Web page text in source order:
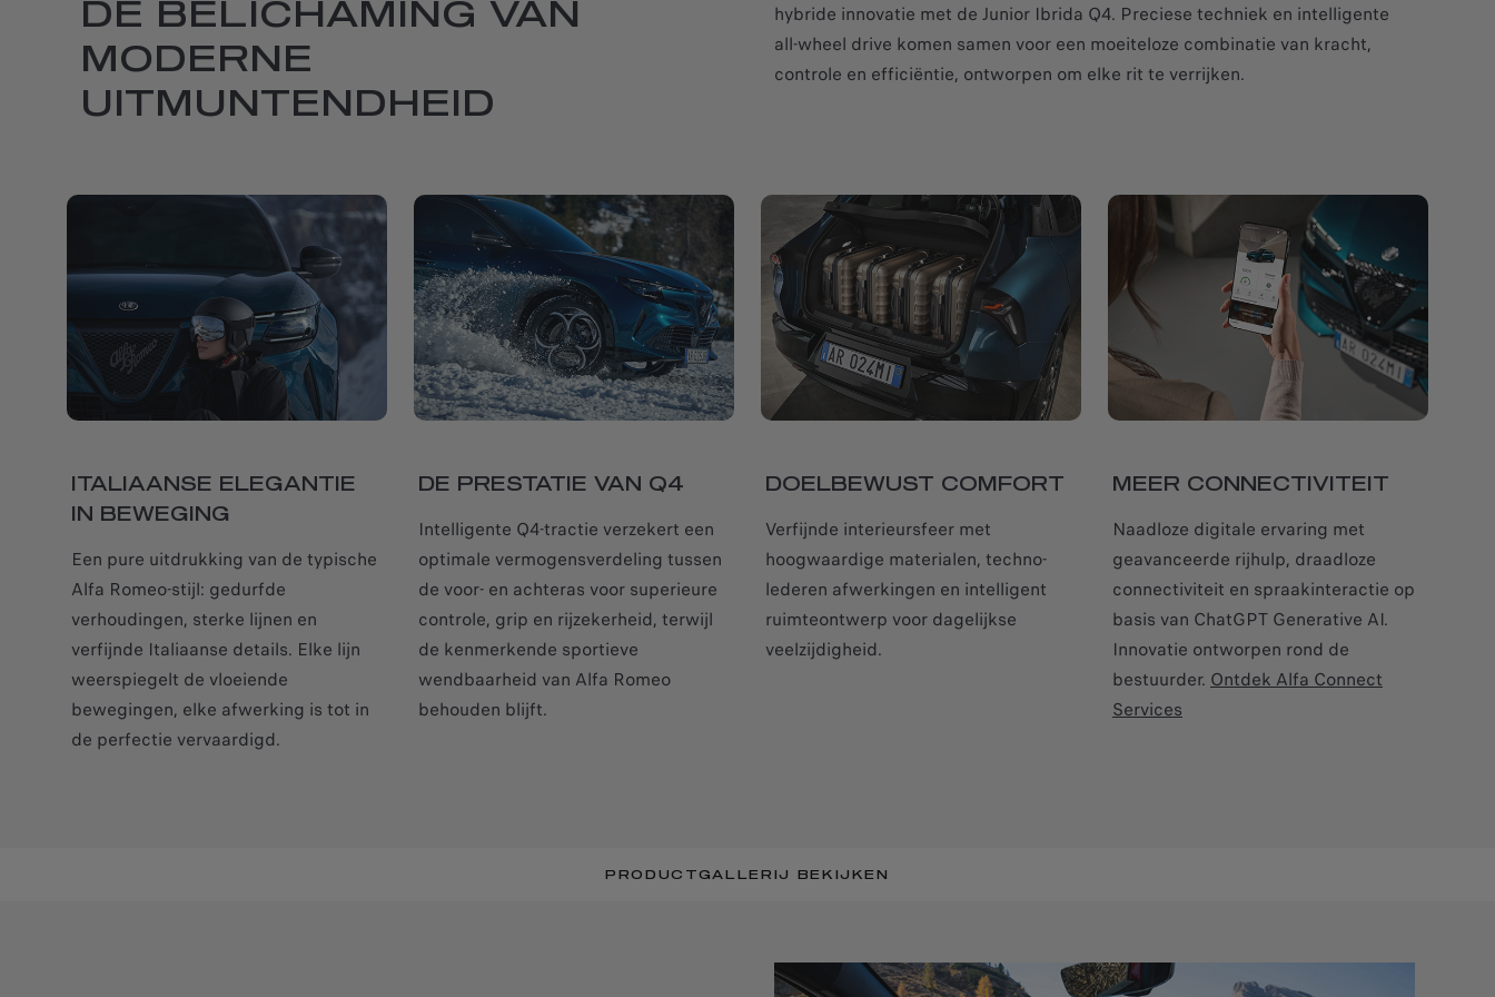
DE BELICHAMING VAN
MODERNE
UITMUNTENDHEID
hybride innovatie met de Junior Ibrida Q4. Preciese techniek en intelligente
all-wheel drive komen samen voor een moeiteloze combinatie van kracht,
controle en efficiëntie, ontworpen om elke rit te verrijken.
ITALIAANSE ELEGANTIE
IN BEWEGING
Een pure uitdrukking van de typische
Alfa Romeo-stijl: gedurfde
verhoudingen, sterke lijnen en
verfijnde Italiaanse details. Elke lijn
weerspiegelt de vloeiende
bewegingen, elke afwerking is tot in
de perfectie vervaardigd.
DE PRESTATIE VAN Q4
Intelligente Q4-tractie verzekert een
optimale vermogensverdeling tussen
de voor- en achteras voor superieure
controle, grip en rijzekerheid, terwijl
de kenmerkende sportieve
wendbaarheid van Alfa Romeo
behouden blijft.
DOELBEWUST COMFORT
Verfijnde interieursfeer met
hoogwaardige materialen, techno-
lederen afwerkingen en intelligent
ruimteontwerp voor dagelijkse
veelzijdigheid.
MEER CONNECTIVITEIT
Naadloze digitale ervaring met
geavanceerde rijhulp, draadloze
connectiviteit en spraakinteractie op
basis van ChatGPT Generative AI.
Innovatie ontworpen rond de
bestuurder. Ontdek Alfa Connect
Services
PRODUCTGALLERIJ BEKIJKEN